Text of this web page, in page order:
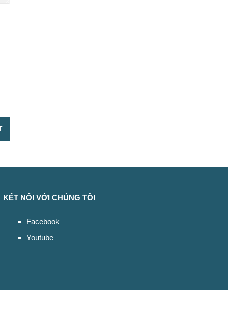
KẾT NỐI VỚI CHÚNG TÔI
Facebook
Youtube